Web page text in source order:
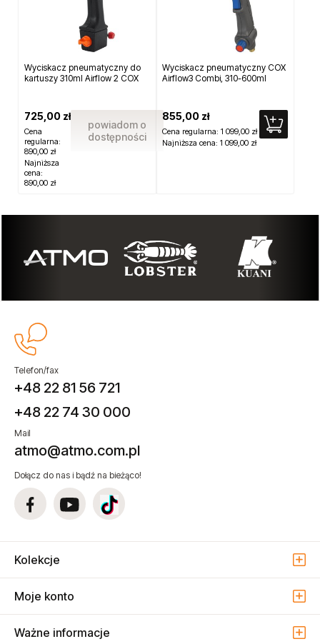
Wyciskacz pneumatyczny do
kartuszy 310ml Airflow 2 COX
725,00 zł
Cena
regularna:
890,00 zł
Najniższa
cena:
890,00 zł
powiadom o
dostępności
Wyciskacz pneumatyczny COX
Airflow3 Combi, 310-600ml
855,00 zł
Cena regularna: 1 099,00 zł
Najniższa cena: 1 099,00 zł
Telefon/fax
+48 22 81 56 721
+48 22 74 30 000
Mail
atmo@atmo.com.pl
Dołącz do nas i bądź na bieżąco!
Kolekcje
Moje konto
Ważne informacje